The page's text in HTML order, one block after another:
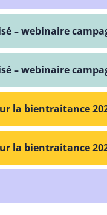
– webinaire
– webinaire
la bientraitance
la bientraitance